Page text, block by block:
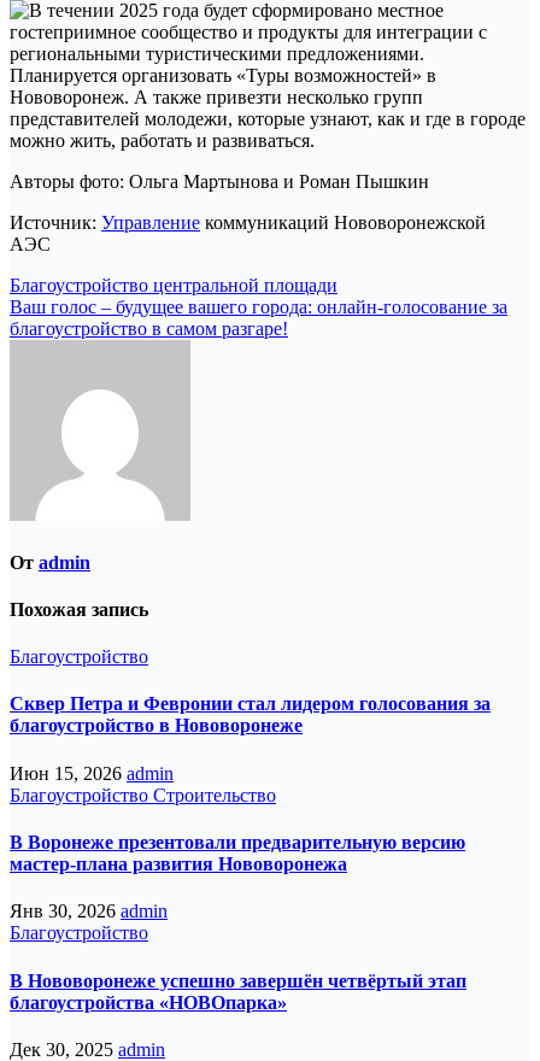
Авторы фото: Ольга Мартынова и Роман Пышкин
Источник: Управление коммуникаций Нововоронежской
АЭС
Навигация
по
Благоустройство центральной площади
Ваш голос – будущее вашего города: онлайн-голосование за
благоустройство в самом разгаре!
От admin
Похожая запись
Благоустройство
Сквер Петра и Февронии стал лидером голосования за
благоустройство в Нововоронеже
Июн 15, 2026 admin
Благоустройство Строительство
В Воронеже презентовали предварительную версию
мастер‑плана развития Нововоронежа
Янв 30, 2026 admin
Благоустройство
В Нововоронеже успешно завершён четвёртый этап
благоустройства «НОВОпарка»
Дек 30, 2025 admin